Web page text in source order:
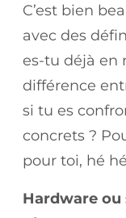
C’est bien
avec des
es-tu déjà en
différence
si tu es
concrets ?
pour toi, hé
Hardware